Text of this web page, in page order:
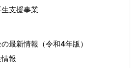
支援事業
最新情報（令和4年版）
報